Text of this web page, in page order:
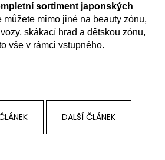
sortiment japonských
můžete mimo jiné na beauty zónu,
skákací hrad a dětskou zónu,
vše v rámci vstupného.
DALŠÍ ČLÁNEK